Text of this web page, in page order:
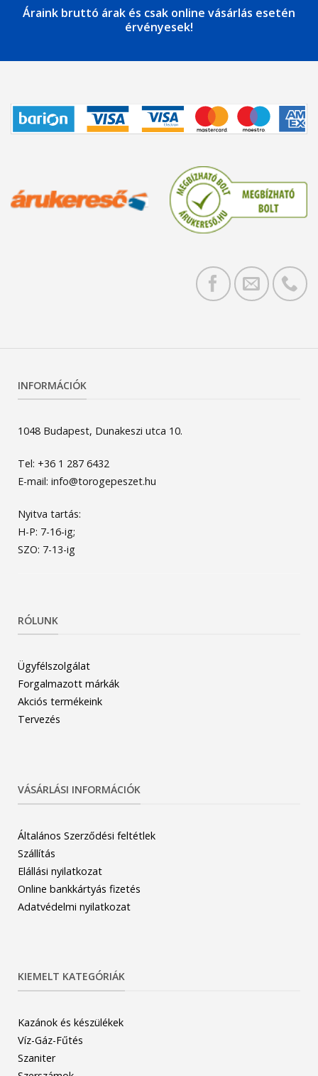
Áraink bruttó árak és csak online vásárlás esetén
érvényesek!
INFORMÁCIÓK
1048 Budapest, Dunakeszi utca 10.
Tel: +36 1 287 6432
E-mail: info@torogepeszet.hu
Nyitva tartás:
H-P: 7-16-ig;
SZO: 7-13-ig
RÓLUNK
Ügyfélszolgálat
Forgalmazott márkák
Akciós termékeink
Tervezés
VÁSÁRLÁSI INFORMÁCIÓK
Általános Szerződési feltétlek
Szállítás
Elállási nyilatkozat
Online bankkártyás fizetés
Adatvédelmi nyilatkozat
KIEMELT KATEGÓRIÁK
Kazánok és készülékek
Víz-Gáz-Fűtés
Szaniter